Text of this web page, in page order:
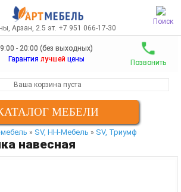
Поиск
Арзан, 2.5 эт. +7 951 066-17-30
9:00 - 20:00 (без выходных)
Гарантия лучшей цены Позвонить
Ваша корзина пуста
МЕБЕЛИ
» SV, НН-Мебель » SV, Триумф
навесная